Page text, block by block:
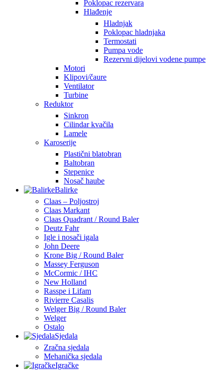
Poklopac rezervara
Hlađenje
Hladnjak
Poklopac hladnjaka
Termostati
Pumpa vode
Rezervni dijelovi vodene pumpe
Motori
Klipovi/čaure
Ventilator
Turbine
Reduktor
Sinkron
Cilindar kvačila
Lamele
Karoserije
Plastični blatobran
Baltobran
Stepenice
Nosač haube
Balirke
Claas – Poljostroj
Claas Markant
Claas Quadrant / Round Baler
Deutz Fahr
Igle i nosači igala
John Deere
Krone Big / Round Baler
Massey Ferguson
McCormic / IHC
New Holland
Rasspe i Lifam
Rivierre Casalis
Welger Big / Round Baler
Welger
Ostalo
Sjedala
Zračna sjedala
Mehanička sjedala
Igračke